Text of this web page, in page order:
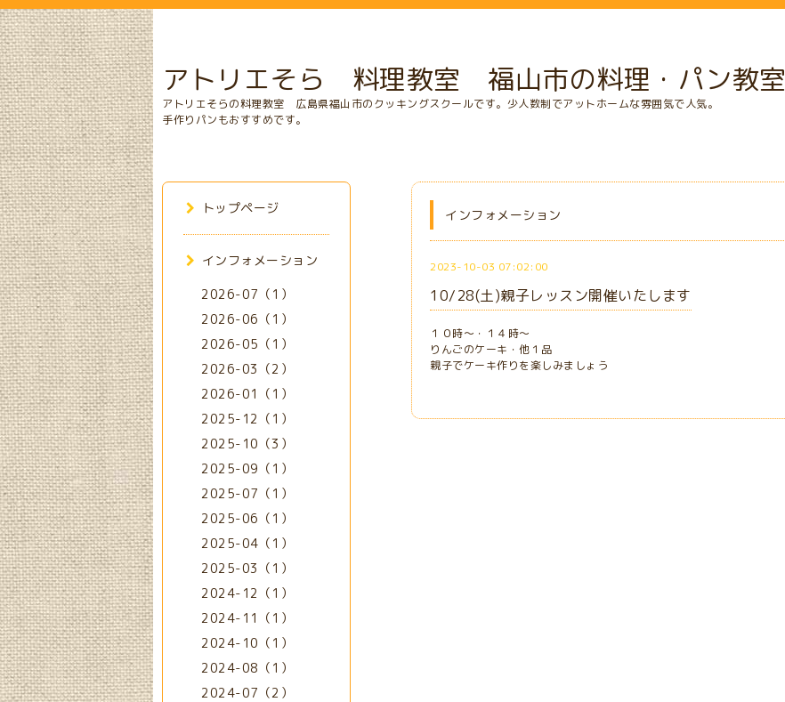
アトリエそら 料理教室 福山市の料理・パン教室
アトリエそらの料理教室 広島県福山市のクッキングスクールです。少人数制でアットホームな雰囲気で人気。
手作りパンもおすすめです。
インフォメーション
2023-10-03 07:02:00
10/28(土)親子レッスン開催いたします
１０時～・１４時～
りんごのケーキ・他１品
親子でケーキ作りを楽しみましょう
トップページ
インフォメーション
2026-07（1）
2026-06（1）
2026-05（1）
2026-03（2）
2026-01（1）
2025-12（1）
2025-10（3）
2025-09（1）
2025-07（1）
2025-06（1）
2025-04（1）
2025-03（1）
2024-12（1）
2024-11（1）
2024-10（1）
2024-08（1）
2024-07（2）